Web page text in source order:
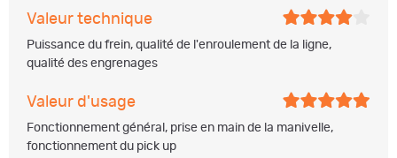
Valeur technique
Puissance du frein, qualité de l'enroulement de la ligne,
qualité des engrenages
Valeur d'usage
Fonctionnement général, prise en main de la manivelle,
fonctionnement du pick up